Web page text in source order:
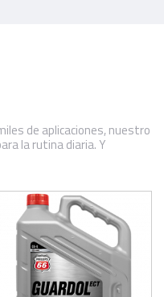
de aplicaciones, nuestro
la rutina diaria. Y